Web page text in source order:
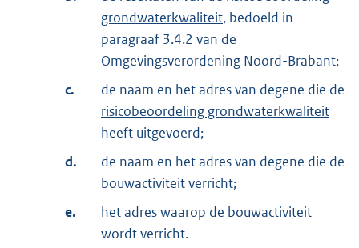
grondwaterkwaliteit, bedoeld in
paragraaf 3.4.2 van de
Omgevingsverordening Noord-Brabant;
c.
de naam en het adres van degene die de
risicobeoordeling grondwaterkwaliteit
heeft uitgevoerd;
d.
de naam en het adres van degene die de
bouwactiviteit verricht;
e.
het adres waarop de bouwactiviteit
wordt verricht.